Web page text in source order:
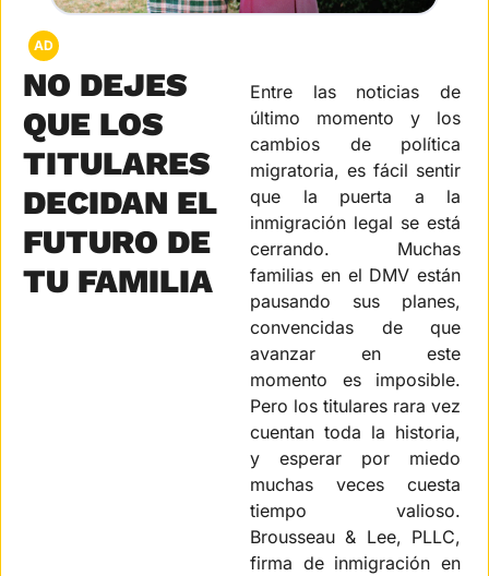
AD
NO DEJES
QUE LOS
TITULARES
DECIDAN EL
FUTURO DE
TU FAMILIA
Entre las noticias de
último momento y los
cambios de política
migratoria, es fácil sentir
que la puerta a la
inmigración legal se está
cerrando. Muchas
familias en el DMV están
pausando sus planes,
convencidas de que
avanzar en este
momento es imposible.
Pero los titulares rara vez
cuentan toda la historia,
y esperar por miedo
muchas veces cuesta
tiempo valioso.
Brousseau & Lee, PLLC,
firma de inmigración en